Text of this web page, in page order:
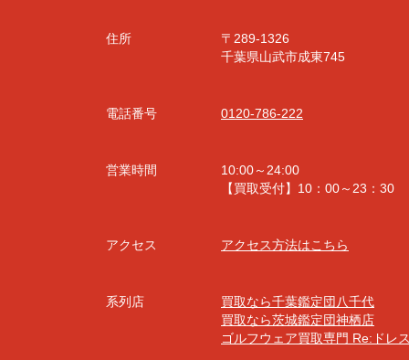
住所
〒289-1326
千葉県山武市成東745
電話番号 0120-786-222
営業時間
10:00～24:00
【買取受付】10：00～23：30
アクセス アクセス方法はこちら
系列店
買取なら千葉鑑定団八千代
買取なら茨城鑑定団神栖店
ゴルフウェア買取専門 Re:ドレ